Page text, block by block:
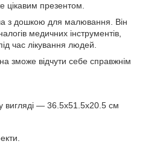
цікавим презентом.
з дошкою для малювання. Він
медичних інструментів,
час лікування людей.
зможе відчути себе справжнім
вигляді — 36.5х51.5х20.5 см